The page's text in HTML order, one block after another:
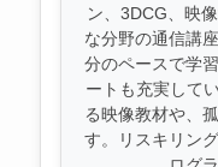
ン、3DCG、映
な分野の通信講
分のペースで学
ートも充実して
る映像教材や、
す。リスキリン